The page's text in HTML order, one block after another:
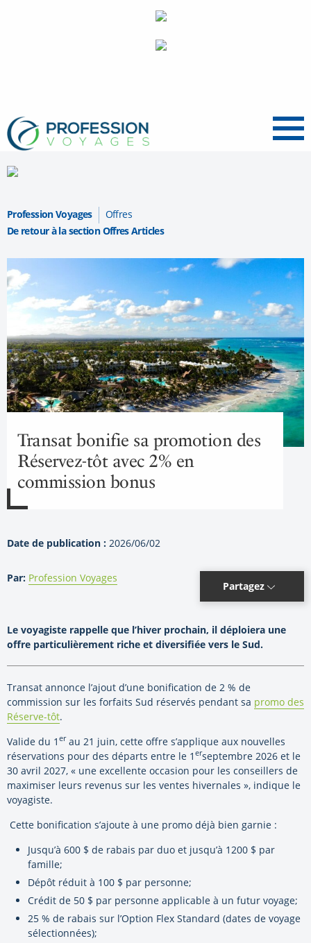
Menu
Profession Voyages
Offres
De retour à la section Offres Articles
Transat bonifie sa promotion des
Réservez-tôt avec 2% en
commission bonus
Date de publication : 2026/06/02
Par: Profession Voyages
Partagez
Le voyagiste rappelle que l’hiver prochain, il déploiera une
offre particulièrement riche et diversifiée vers le Sud.
Transat annonce l’ajout d’une bonification de 2 % de
commission sur les forfaits Sud réservés pendant sa promo des
Réserve-tôt.
Valide du 1 erau 21 juin, cette offre s’applique aux nouvelles
réservations pour des départs entre le 1 erseptembre 2026 et le
30 avril 2027, « une excellente occasion pour les conseillers de
maximiser leurs revenus sur les ventes hivernales », indique le
voyagiste.
Cette bonification s’ajoute à une promo déjà bien garnie :
Jusqu’à 600 $ de rabais par duo et jusqu’à 1200 $ par
famille;
Dépôt réduit à 100 $ par personne;
Crédit de 50 $ par personne applicable à un futur voyage;
25 % de rabais sur l’Option Flex Standard (dates de voyage
sélectionnées);